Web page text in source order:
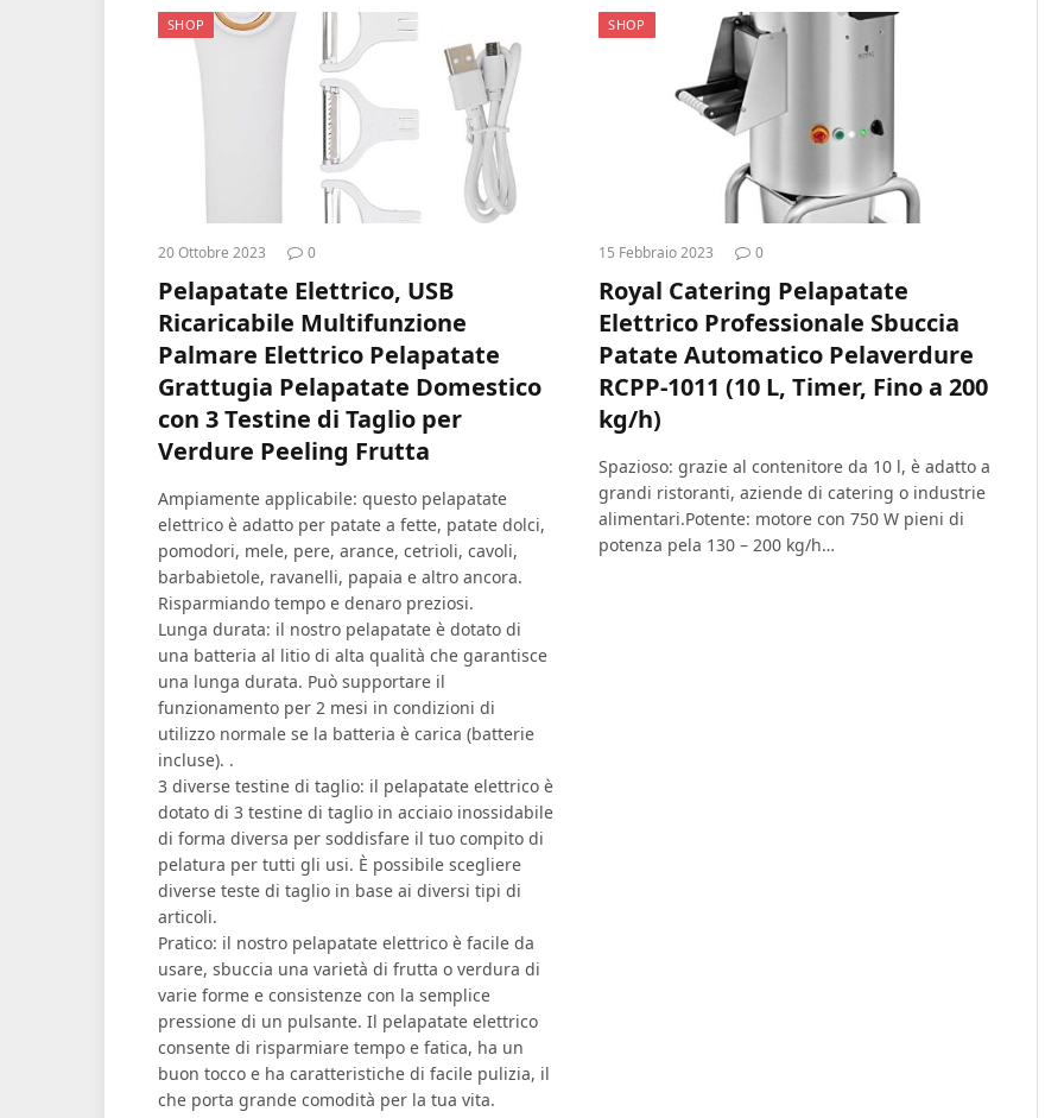
SHOP
20 Ottobre 2023 0
Pelapatate Elettrico, USB
Ricaricabile Multifunzione
Palmare Elettrico Pelapatate
Grattugia Pelapatate Domestico
con 3 Testine di Taglio per
Verdure Peeling Frutta
Ampiamente applicabile: questo pelapatate
elettrico è adatto per patate a fette, patate dolci,
pomodori, mele, pere, arance, cetrioli, cavoli,
barbabietole, ravanelli, papaia e altro ancora.
Risparmiando tempo e denaro preziosi.
Lunga durata: il nostro pelapatate è dotato di
una batteria al litio di alta qualità che garantisce
una lunga durata. Può supportare il
funzionamento per 2 mesi in condizioni di
utilizzo normale se la batteria è carica (batterie
incluse). .
3 diverse testine di taglio: il pelapatate elettrico è
dotato di 3 testine di taglio in acciaio inossidabile
di forma diversa per soddisfare il tuo compito di
pelatura per tutti gli usi. È possibile scegliere
diverse teste di taglio in base ai diversi tipi di
articoli.
Pratico: il nostro pelapatate elettrico è facile da
usare, sbuccia una varietà di frutta o verdura di
varie forme e consistenze con la semplice
pressione di un pulsante. Il pelapatate elettrico
consente di risparmiare tempo e fatica, ha un
buon tocco e ha caratteristiche di facile pulizia, il
che porta grande comodità per la tua vita.
SHOP
15 Febbraio 2023 0
Royal Catering Pelapatate
Elettrico Professionale Sbuccia
Patate Automatico Pelaverdure
RCPP-1011 (10 L, Timer, Fino a 200
kg/h)
Spazioso: grazie al contenitore da 10 l, è adatto a
grandi ristoranti, aziende di catering o industrie
alimentari.Potente: motore con 750 W pieni di
potenza pela 130 – 200 kg/h…